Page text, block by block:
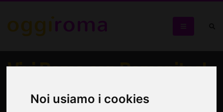
Noi usiamo i cookies
Vivi Roma con Romanitas!
Le visite guidate da sabato 18 a domenica 26 febbraio